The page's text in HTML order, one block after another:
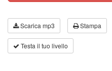
Scarica mp3 Stampa
Testa il tuo livello